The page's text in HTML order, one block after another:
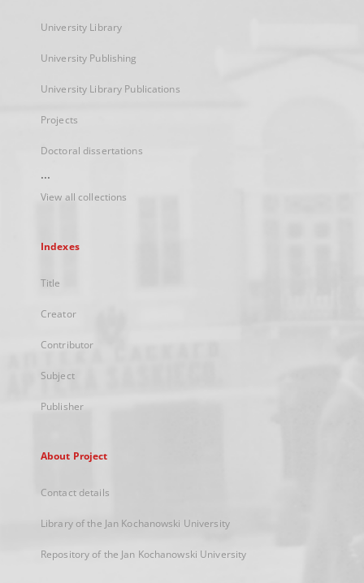
University Library
University Publishing
University Library Publications
Projects
Doctoral dissertations
...
View all collections
Indexes
Title
Creator
Contributor
Subject
Publisher
About Project
Contact details
Library of the Jan Kochanowski University
Repository of the Jan Kochanowski University